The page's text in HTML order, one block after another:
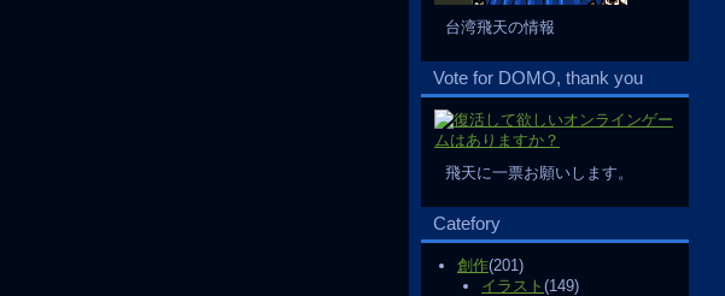
台湾飛天の情報
Vote for DOMO, thank you
飛天に一票お願いします。
Catefory
創作(201)
イラスト (149)